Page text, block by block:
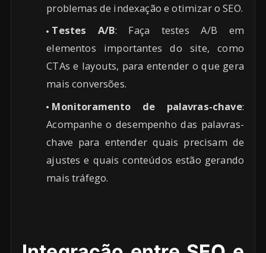
problemas de indexação e otimizar o SEO.
Testes A/B: Faça testes A/B em
elementos importantes do site, como
CTAs e layouts, para entender o que gera
mais conversões.
Monitoramento de palavras-chave:
Acompanhe o desempenho das palavras-
chave para entender quais precisam de
ajustes e quais conteúdos estão gerando
mais tráfego.